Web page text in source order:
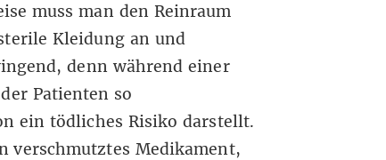
muss man den Reinraum
Kleidung an und
denn während einer
Patienten so
ein tödliches Risiko darstellt.
verschmutztes Medikament,